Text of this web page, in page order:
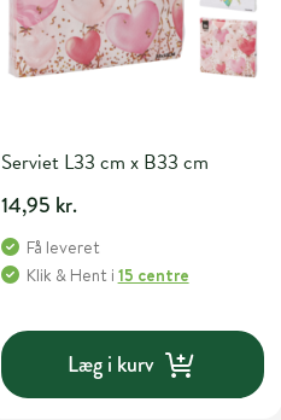
Serviet L33 cm x B33 cm
14,95 kr.
Få leveret
Klik & Hent i 15 centre
Læg i kurv